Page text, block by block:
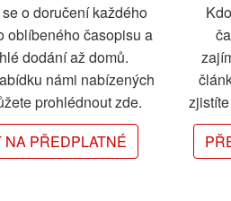
o doručení každého
oblíbeného časopisu a
dodání až domů.
námi nabízených
prohlédnout zde.
NA PŘEDPLATNÉ